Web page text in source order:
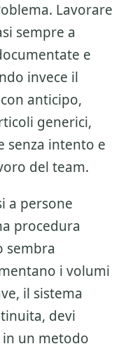
Lavorare
sempre a
e
invece il
anticipo,
generici,
senza intento e
del team.
a persone
procedura
sembra
i volumi
il sistema
devi
un metodo